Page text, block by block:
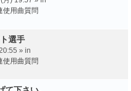
使用曲質問
選手
» in
使用曲質問